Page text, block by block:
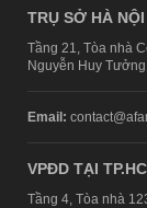
TRỤ SỞ HÀ NỘI
Tầng 21, Tòa nhà
Nguyễn Huy
Email:
VPĐD TẠI
Tầng 4, Tòa nhà